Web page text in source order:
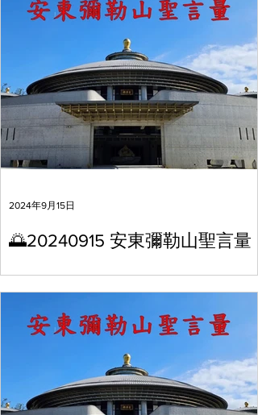
🌅20240915 安東彌勒山聖言量
2024年9月15日